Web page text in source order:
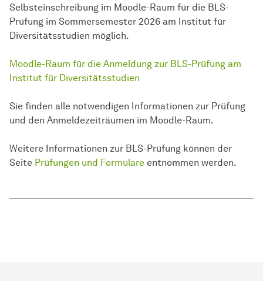
Selbsteinschreibung im Moodle-Raum für die BLS-
Prüfung im Sommersemester 2026 am Institut für
Diversitätsstudien möglich.
Moodle-Raum für die Anmeldung zur BLS-Prüfung am
Institut für Diversitätsstudien
Sie finden alle notwendigen Informationen zur Prüfung
und den Anmeldezeiträumen im Moodle-Raum.
Weitere In­for­ma­tio­nen zur BLS-Prüfung kön­nen der
Seite Prüfungen und Formulare entnommen werden.